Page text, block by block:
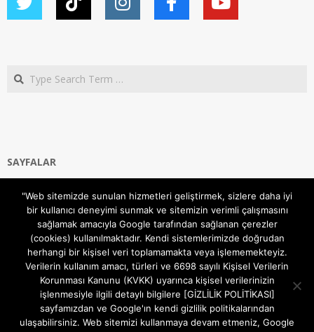
Search
SAYFALAR
Gizlilik ve Çerezler (Cookies) Politikası
Hakkımızda
İletişim Kanalları
MODEM KURULUM
TEKNİK DESTEK
TELEVİZYON SİSTEMLERİ
"Web sitemizde sunulan hizmetleri geliştirmek, sizlere daha iyi
bir kullanıcı deneyimi sunmak ve sitemizin verimli çalışmasını
sağlamak amacıyla Google tarafından sağlanan çerezler
(cookies) kullanılmaktadır. Kendi sistemlerimizde doğrudan
herhangi bir kişisel veri toplamamakta veya işlememekteyiz.
Verilerin kullanım amacı, türleri ve 6698 sayılı Kişisel Verilerin
Korunması Kanunu (KVKK) uyarınca kişisel verilerinizin
işlenmesiyle ilgili detaylı bilgilere [GİZLİLİK POLİTİKASI]
sayfamızdan ve Google'ın kendi gizlilik politikalarından
ulaşabilirsiniz. Web sitemizi kullanmaya devam etmeniz, Google